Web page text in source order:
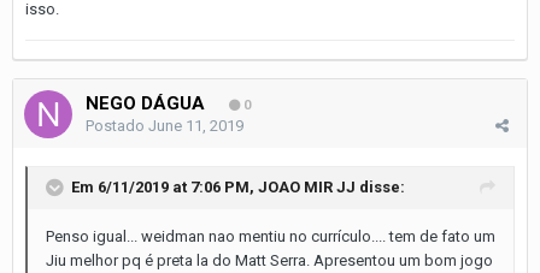
isso.
NEGO DÁGUA 0
Postado June 11, 2019
Em 6/11/2019 at 7:06 PM, JOAO MIR JJ disse:
Penso igual... weidman nao mentiu no currículo.... tem de fato um
Jiu melhor pq é preta la do Matt Serra. Apresentou um bom jogo